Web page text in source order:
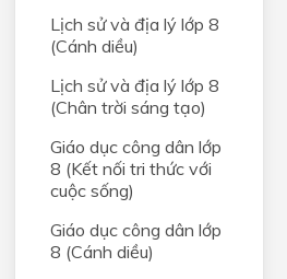
Lịch sử và địa lý lớp 8
(Cánh diều)
Lịch sử và địa lý lớp 8
(Chân trời sáng tạo)
Giáo dục công dân lớp
8 (Kết nối tri thức với
cuộc sống)
Giáo dục công dân lớp
8 (Cánh diều)